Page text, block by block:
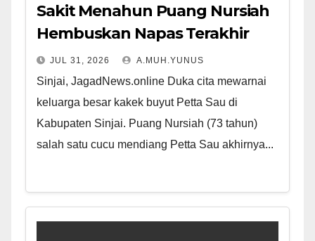
Sakit Menahun Puang Nursiah
Hembuskan Napas Terakhir
JUL 31, 2026 A.MUH.YUNUS
Sinjai, JagadNews.online Duka cita mewarnai
keluarga besar kakek buyut Petta Sau di
Kabupaten Sinjai. Puang Nursiah (73 tahun)
salah satu cucu mendiang Petta Sau akhirnya...